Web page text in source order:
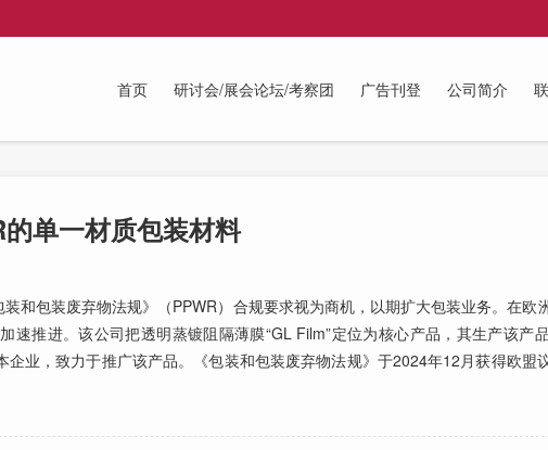
首页 研讨会/展会论坛/考察团 广告刊登 公司简介
单一材质包装材料
包装废弃物法规》（PPWR）合规要求视为商机，以期扩大包装业务。在欧
速推进。该公司把透明蒸镀阻隔薄膜“GL Film”定位为核心产品，其生产该产
业，致力于推广该产品。《包装和包装废弃物法规》于2024年12月获得欧盟